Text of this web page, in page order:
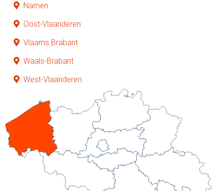
Namen
Oost-Vlaanderen
Vlaams Brabant
Waals-Brabant
West-Vlaanderen